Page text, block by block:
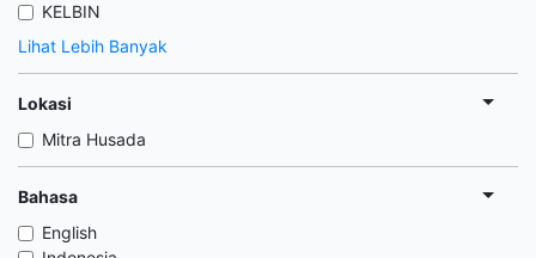
KELBIN
Lihat Lebih Banyak
Lokasi
Mitra Husada
Bahasa
English